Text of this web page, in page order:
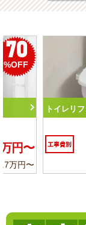
トイレリフォーム
工事費別 10.3
※税